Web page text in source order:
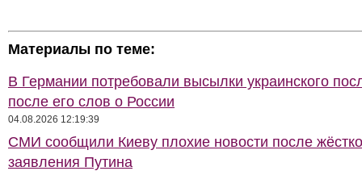
Материалы по теме:
В Германии потребовали высылки украинского
после его слов о России
04.08.2026 12:19:39
СМИ сообщили Киеву плохие новости после
заявления Путина